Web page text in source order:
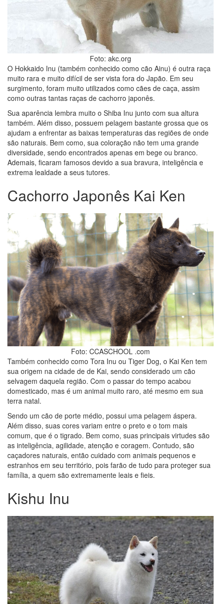
Foto: akc.org
O Hokkaido Inu (também conhecido como cão Ainu) é outra raça
muito rara e muito difícil de ser vista fora do Japão. Em seu
surgimento, foram muito utilizados como cães de caça, assim
como outras tantas raças de cachorro japonês.
Sua aparência lembra muito o Shiba Inu junto com sua altura
também. Além disso, possuem pelagem bastante grossa que os
ajudam a enfrentar as baixas temperaturas das regiões de onde
são naturais. Bem como, sua coloração não tem uma grande
diversidade, sendo encontrados apenas em bege ou branco.
Ademais, ficaram famosos devido a sua bravura, inteligência e
extrema lealdade a seus tutores.
Cachorro Japonês Kai Ken
Foto: CCASCHOOL .com
Também conhecido como Tora Inu ou Tiger Dog, o Kai Ken tem
sua origem na cidade de de Kai, sendo considerado um cão
selvagem daquela região. Com o passar do tempo acabou
domesticado, mas é um animal muito raro, até mesmo em sua
terra natal.
Sendo um cão de porte médio, possui uma pelagem áspera.
Além disso, suas cores variam entre o preto e o tom mais
comum, que é o tigrado. Bem como, suas principais virtudes são
as inteligência, agilidade, atenção e coragem. Contudo, são
caçadores naturais, então cuidado com animais pequenos e
estranhos em seu território, pois farão de tudo para proteger sua
família, a quem são extremamente leais e fieis.
Kishu Inu